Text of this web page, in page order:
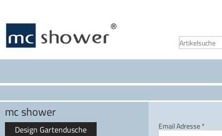
Email Adresse*
mc shower
Design Gartendusche